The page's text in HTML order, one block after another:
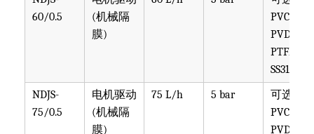
PTFE,
膜)
可选
PVC,
PVDF,
PTFE,